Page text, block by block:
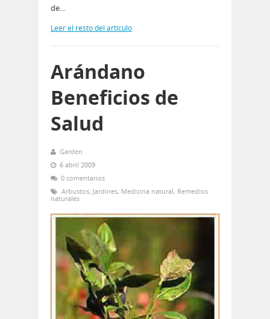
de…
Leer el resto del artículo
Arándano
Beneficios de
Salud
Garden
6 abril 2009
0 comentarios
Arbustos, Jardines, Medicina natural, Remedios
naturales